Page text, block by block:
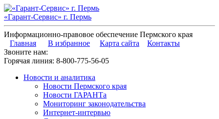
«Гарант-Сервис» г. Пермь
Информационно-правовое обеспечение Пермского края
Главная
В избранное Карта сайта
Контакты
Звоните нам:
Горячая линия: 8-800-775-56-05
Новости и аналитика
Новости Пермского края
Новости ГАРАНТа
Мониторинг законодательства
Интернет-интервью